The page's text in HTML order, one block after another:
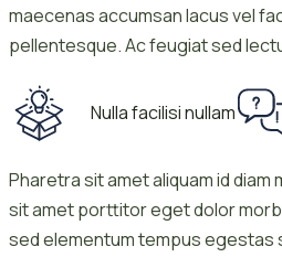
maecenas accumsan lacus vel
pellentesque. Ac feugiat sed
Nulla facilisi nullam
Pharetra sit amet aliquam id
sit amet porttitor eget dolor
sed elementum tempus egestas